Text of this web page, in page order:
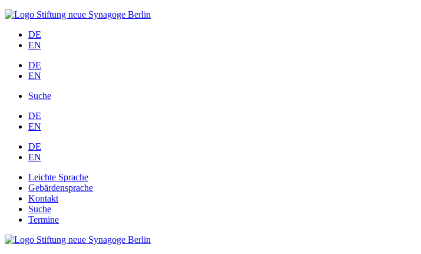
DE
EN
DE
EN
Suche
DE
EN
DE
EN
Leichte Sprache
Gebärdensprache
Kontakt
Suche
Termine